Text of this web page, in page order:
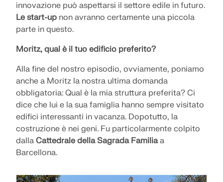
innovazione può aspettarsi il settore edile in futuro.
Le start-up non avranno certamente una piccola
parte in questo.
Moritz, qual è il tuo edificio preferito?
Alla fine del nostro episodio, ovviamente, poniamo
anche a Moritz la nostra ultima domanda
obbligatoria: Qual è la mia struttura preferita? Ci
dice che lui e la sua famiglia hanno sempre visitato
edifici interessanti in vacanza. Dopotutto, la
costruzione è nei geni. Fu particolarmente colpito
dalla Cattedrale della Sagrada Familiaa
Barcellona.